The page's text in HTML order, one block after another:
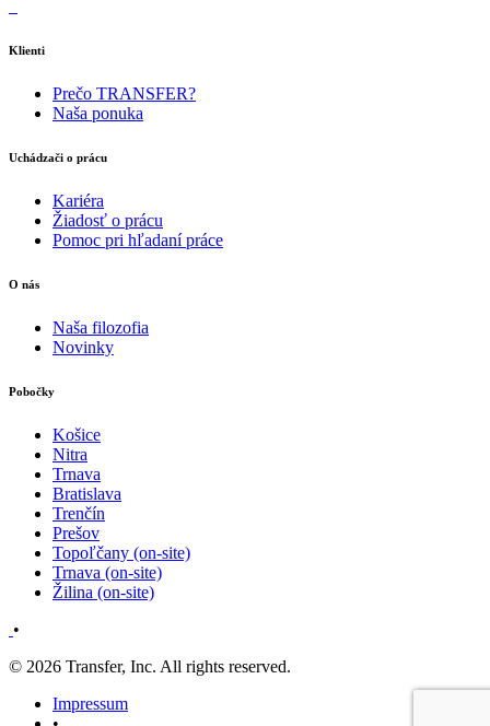
Klienti
Prečo TRANSFER?
Naša ponuka
Uchádzači o prácu
Kariéra
Žiadosť o prácu
Pomoc pri hľadaní práce
O nás
Naša filozofia
Novinky
Pobočky
Košice
Nitra
Trnava
Bratislava
Trenčín
Prešov
Topoľčany (on-site)
Trnava (on-site)
Žilina (on-site)
•
© 2026 Transfer, Inc. All rights reserved.
Impressum